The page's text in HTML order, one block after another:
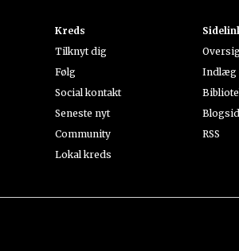
Kreds
Tilknyt dig
Følg
Social kontakt
Seneste nyt
Community
Lokal kreds
Indlæg
RSS